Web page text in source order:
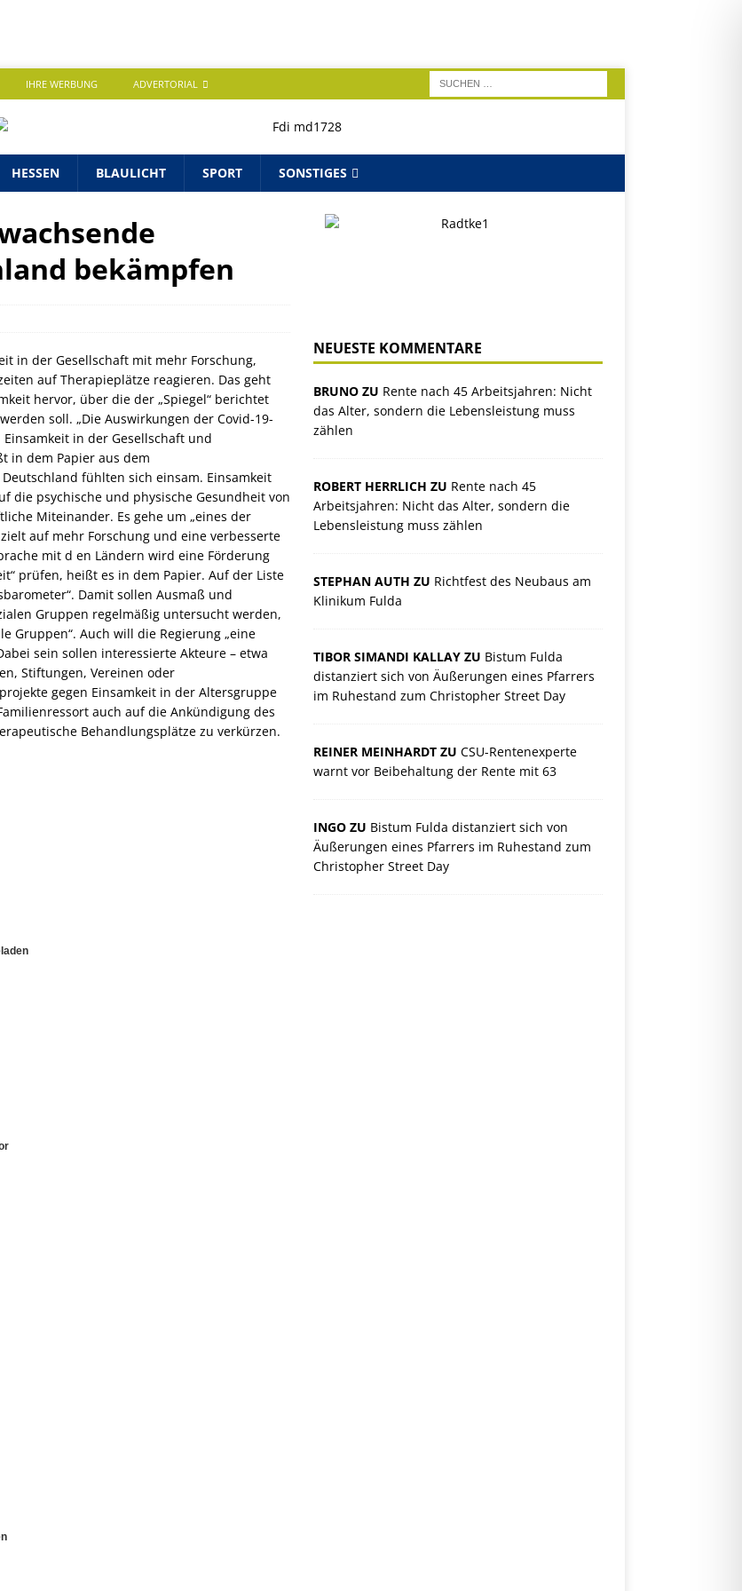
IHRE WERBUNG ADVERTORIAL
HESSEN BLAULICHT SPORT SONSTIGES
bekämpfen
in der Gesellschaft mit mehr Forschung,
auf Therapieplätze reagieren. Das geht
hervor, über die der „Spiegel“ berichtet
soll. „Die Auswirkungen der Covid-19-
in der Gesellschaft und
in dem Papier aus dem
fühlten sich einsam. Einsamkeit
die psychische und physische Gesundheit von
Miteinander. Es gehe um „eines der
auf mehr Forschung und eine verbesserte
mit d en Ländern wird eine Förderung
prüfen, heißt es in dem Papier. Auf der Liste
Damit sollen Ausmaß und
Gruppen regelmäßig untersucht werden,
Gruppen“. Auch will die Regierung „eine
sein sollen interessierte Akteure – etwa
Stiftungen, Vereinen oder
gegen Einsamkeit in der Altersgruppe
auch auf die Ankündigung des
Behandlungsplätze zu verkürzen.
NEUESTE KOMMENTARE
BRUNO ZU Rente nach 45 Arbeitsjahren: Nicht
das Alter, sondern die Lebensleistung muss
zählen
ROBERT HERRLICH ZU Rente nach 45
Arbeitsjahren: Nicht das Alter, sondern die
Lebensleistung muss zählen
STEPHAN AUTH ZU Richtfest des Neubaus am
Klinikum Fulda
TIBOR SIMANDI KALLAY ZU Bistum Fulda
distanziert sich von Äußerungen eines Pfarrers
im Ruhestand zum Christopher Street Day
REINER MEINHARDT ZU CSU-Rentenexperte
warnt vor Beibehaltung der Rente mit 63
INGO ZU Bistum Fulda distanziert sich von
Äußerungen eines Pfarrers im Ruhestand zum
Christopher Street Day